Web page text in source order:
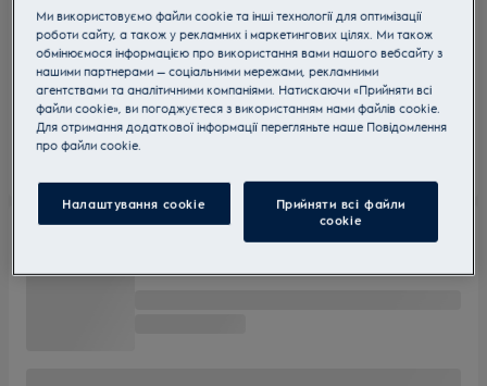
Ми використовуємо файли cookie та інші технології для оптимізації
роботи сайту, а також у рекламних і маркетингових цілях. Ми також
обмінюємося інформацією про використання вами нашого вебсайту з
нашими партнерами — соціальними мережами, рекламними
агентствами та аналітичними компаніями. Натискаючи «Прийняти всі
файли cookie», ви погоджуєтеся з використанням нами файлів cookie.
Для отримання додаткової інформації перегляньте наше Пoвідомлення
прo файли cookie.
Налаштування cookie
Прийняти всі файли
сookie